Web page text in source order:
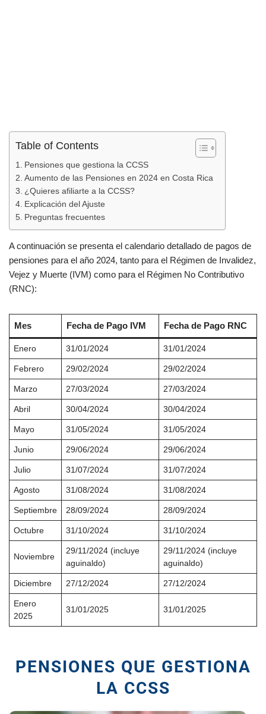
Table of Contents
Pensiones que gestiona la CCSS
Aumento de las Pensiones en 2024 en Costa Rica
¿Quieres afiliarte a la CCSS?
Explicación del Ajuste
Preguntas frecuentes
A continuación se presenta el calendario detallado de pagos de
pensiones para el año 2024, tanto para el Régimen de Invalidez,
Vejez y Muerte (IVM) como para el Régimen No Contributivo
(RNC):
Mes Fecha de Pago IVM Fecha de Pago RNC
Enero 31/01/2024 31/01/2024
Febrero 29/02/2024 29/02/2024
Marzo 27/03/2024 27/03/2024
Abril 30/04/2024 30/04/2024
Mayo 31/05/2024 31/05/2024
Junio 29/06/2024 29/06/2024
Julio 31/07/2024 31/07/2024
Agosto 31/08/2024 31/08/2024
Septiembre 28/09/2024 28/09/2024
Octubre 31/10/2024 31/10/2024
Noviembre
29/11/2024 (incluye
aguinaldo)
29/11/2024 (incluye
aguinaldo)
Diciembre 27/12/2024 27/12/2024
Enero
2025
31/01/2025 31/01/2025
PENSIONES QUE GESTIONA
LA CCSS